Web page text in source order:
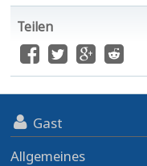
Teilen
Gast
Allgemeines